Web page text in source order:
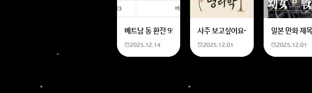
베트남 동 환전 950,000원동 한화 계산할때0하나 빼고 나누기 2
2025.12.14
사주 보고싶어요~ 사주 보고 싶은데
2025.12.01
일본 만화 제
2025.12.01